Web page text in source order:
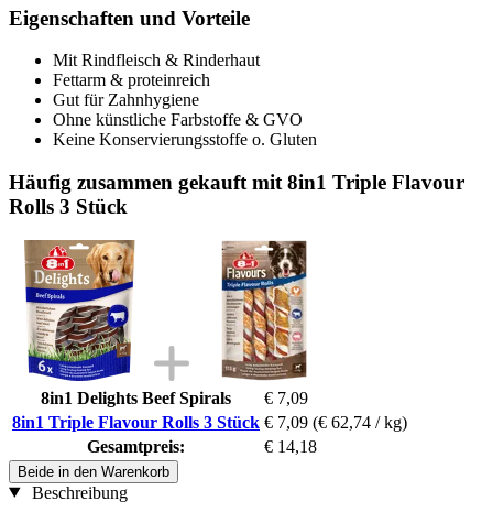
Eigenschaften und Vorteile
Mit Rindfleisch & Rinderhaut
Fettarm & proteinreich
Gut für Zahnhygiene
Ohne künstliche Farbstoffe & GVO
Keine Konservierungsstoffe o. Gluten
Häufig zusammen gekauft mit 8in1 Triple Flavour
Rolls 3 Stück
8in1 Delights Beef Spirals
€ 7,09
8in1 Triple Flavour Rolls 3 Stück € 7,09 (€ 62,74 / kg)
Gesamtpreis:
€ 14,18
Beide in den Warenkorb
Beschreibung